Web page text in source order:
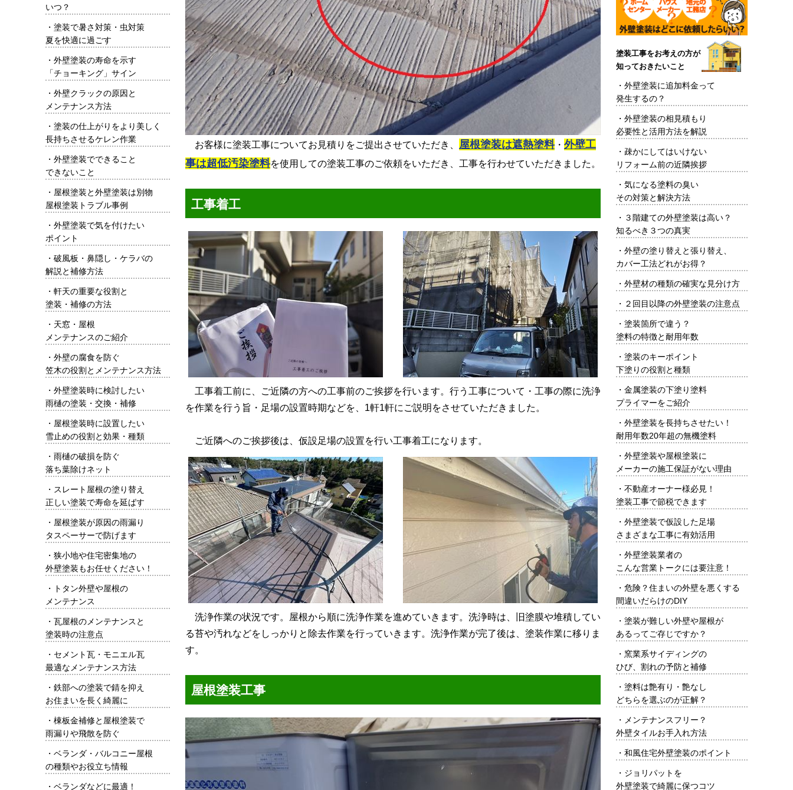
いつ？
・ 塗装で暑さ対策・虫対策
夏を快適に過ごす
・ 外壁塗装の寿命を示す
「チョーキング」サイン
・ 外壁クラックの原因と
メンテナンス方法
・ 塗装の仕上がりをより美しく
長持ちさせるケレン作業
・ 外壁塗装でできること
できないこと
・ 屋根塗装と外壁塗装は別物
屋根塗装トラブル事例
・ 外壁塗装で気を付けたい
ポイント
・ 破風板・鼻隠し・ケラバの
解説と補修方法
・ 軒天の重要な役割と
塗装・補修の方法
・ 天窓・屋根
メンテナンスのご紹介
・ 外壁の腐食を防ぐ
笠木の役割とメンテナンス方法
・ 外壁塗装時に検討したい
雨樋の塗装・交換・補修
・ 屋根塗装時に設置したい
雪止めの役割と効果・種類
・ 雨樋の破損を防ぐ
落ち葉除けネット
・ スレート屋根の塗り替え
正しい塗装で寿命を延ばす
・ 屋根塗装が原因の雨漏り
タスペーサーで防げます
・ 狭小地や住宅密集地の
外壁塗装もお任せください！
・
トタン外壁や屋根の
メンテナンス
・ 瓦屋根のメンテナンスと
塗装時の注意点
・ セメント瓦・モニエル瓦
最適なメンテナンス方法
・ 鉄部への塗装で錆を抑え
お住まいを長く綺麗に
・ 棟板金補修と屋根塗装で
雨漏りや飛散を防ぐ
・ ベランダ・バルコニー屋根
の種類やお役立ち情報
・ ベランダなどに最適！
お客様に塗装工事についてお見積りをご提出させていただき、 屋根塗装は遮熱塗料・ 外壁工
事は超低汚染塗料を使用しての塗装工事のご依頼をいただき、工事を行わせていただきました。
工事着工
工事着工前に、ご近隣の方への工事前のご挨拶を行います。行う工事について・工事の際に洗浄
を作業を行う旨・足場の設置時期などを、1軒1軒にご説明をさせていただきました。
ご近隣へのご挨拶後は、仮設足場の設置を行い工事着工になります。
洗浄作業の状況です。屋根から順に洗浄作業を進めていきます。洗浄時は、旧塗膜や堆積してい
る苔や汚れなどをしっかりと除去作業を行っていきます。洗浄作業が完了後は、塗装作業に移りま
す。
屋根塗装工事
塗装工事をお考えの方が
知っておきたいこと
・ 外壁塗装に追加料金って
発生するの？
・ 外壁塗装の相見積もり
必要性と活用方法を解説
・ 疎かにしてはいけない
リフォーム前の近隣挨拶
・ 気になる塗料の臭い
その対策と解決方法
・ ３階建ての外壁塗装は高い？
知るべき３つの真実
・ 外壁の塗り替えと張り替え、
カバー工法どれがお得？
・ 外壁材の種類の確実な見分け方
・ ２回目以降の外壁塗装の注意点
・ 塗装箇所で違う？
塗料の特徴と耐用年数
・ 塗装のキーポイント
下塗りの役割と種類
・ 金属塗装の下塗り塗料
プライマーをご紹介
・ 外壁塗装を長持ちさせたい！
耐用年数20年超の無機塗料
・ 外壁塗装や屋根塗装に
メーカーの施工保証がない理由
・ 不動産オーナー様必見！
塗装工事で節税できます
・ 外壁塗装で仮設した足場
さまざまな工事に有効活用
・ 外壁塗装業者の
こんな営業トークには要注意！
・ 危険？住まいの外壁を悪くする
間違いだらけのDIY
・ 塗装が難しい外壁や屋根が
あるってご存じですか？
・ 窯業系サイディングの
ひび、割れの予防と補修
・ 塗料は艶有り・艶なし
どちらを選ぶのが正解？
・ メンテナンスフリー？
外壁タイルお手入れ方法
・ 和風住宅外壁塗装のポイント
・ ジョリパットを
外壁塗装で綺麗に保つコツ